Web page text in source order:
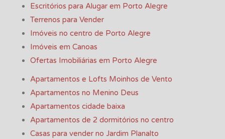
Escritórios para Alugar em Porto Alegre
Terrenos para Vender
Imóveis no centro de Porto Alegre
Imóveis em Canoas
Ofertas Imobiliárias em Porto Alegre
Apartamentos e Lofts Moinhos de Vento
Apartamentos no Menino Deus
Apartamentos cidade baixa
Apartamentos de 2 dormitórios no centro
Casas para vender no Jardim Planalto